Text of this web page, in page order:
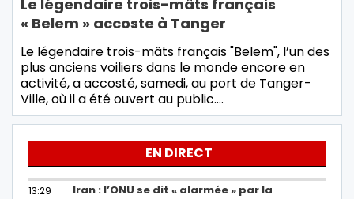
Le légendaire trois-mâts français
« Belem » accoste à Tanger
Le légendaire trois-mâts français "Belem", l’un des
plus anciens voiliers dans le monde encore en
activité, a accosté, samedi, au port de Tanger-
Ville, où il a été ouvert au public.…
EN DIRECT
13:29
Iran : l’ONU se dit « alarmée » par la